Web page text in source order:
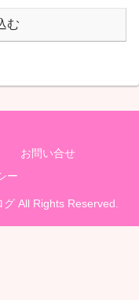
む
お問い合せ
ー
All Rights Reserved.